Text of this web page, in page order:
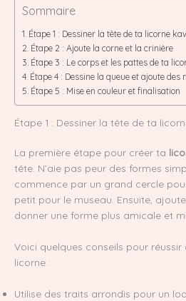
Sommaire
Étape 1 : Dessiner la tête de ta licorne
Étape 2 : Ajoute la corne et la crinière
Étape 3 : Le corps et les pattes de ta
Étape 4 : Dessine la queue et ajoute des
Étape 5 : Mise en couleur et finalisation
Étape 1 : Dessiner la tête de ta
La première étape pour créer ta
tête. N’aie pas peur des formes
commence par un grand cercle
petit pour le museau. Ensuite,
donner une forme plus amicale et
Voici quelques conseils pour
licorne :
Utilise des traits arrondis pour un